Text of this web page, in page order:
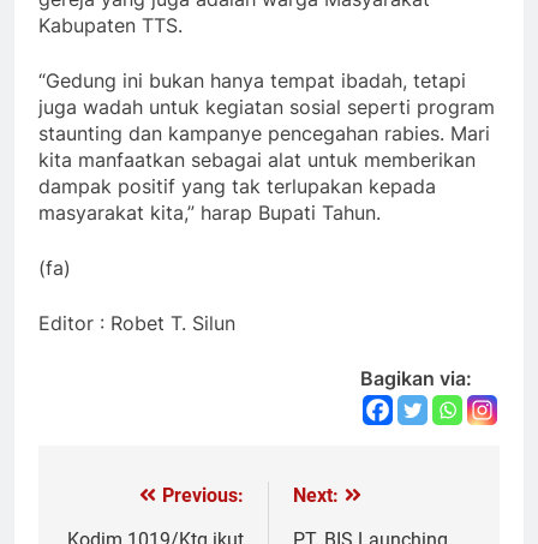
Kabupaten TTS.
“Gedung ini bukan hanya tempat ibadah, tetapi
juga wadah untuk kegiatan sosial seperti program
staunting dan kampanye pencegahan rabies. Mari
kita manfaatkan sebagai alat untuk memberikan
dampak positif yang tak terlupakan kepada
masyarakat kita,” harap Bupati Tahun.
(fa)
Editor : Robet T. Silun
Bagikan via:
NavigasiPrevious:
Next: